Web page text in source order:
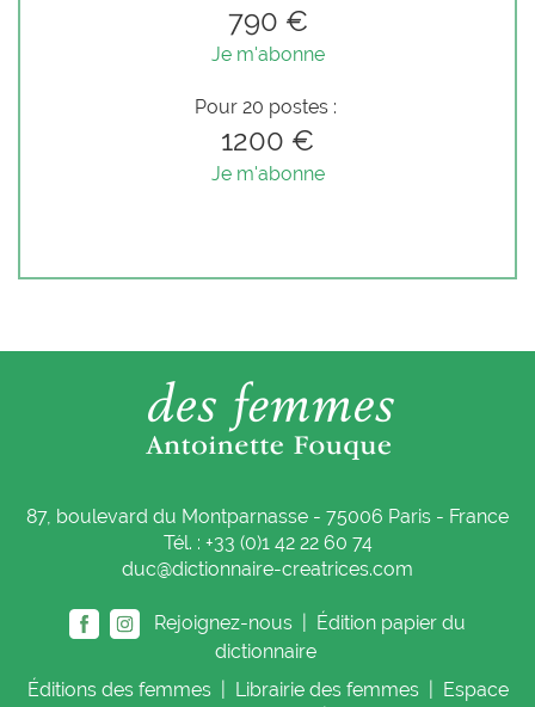
790 €
Je m'abonne
Pour 20 postes :
1200 €
Je m'abonne
87, boulevard du Montparnasse - 75006 Paris - France
Tél. : +33 (0)1 42 22 60 74
duc@dictionnaire-creatrices.com
Rejoignez-nous |
Édition papier du
dictionnaire
Éditions des femmes Librairie des femmes
Espace